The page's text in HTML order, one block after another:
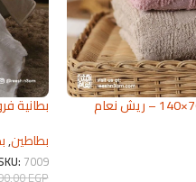
بشكير قطن 100% مقاس 70×140 – ريش نعام
بطانية فرو 3 قطع 2026 | من
بطاطين,
7009
EGP